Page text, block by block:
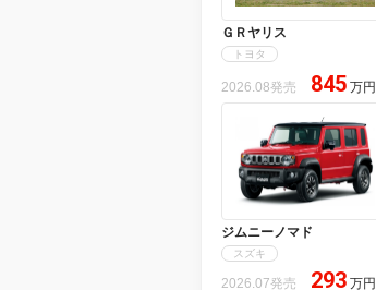
ＧＲヤリス
トヨタ
2026.08発売 845 万円
ジムニーノマド
スズキ
2026.07発売 293 万円